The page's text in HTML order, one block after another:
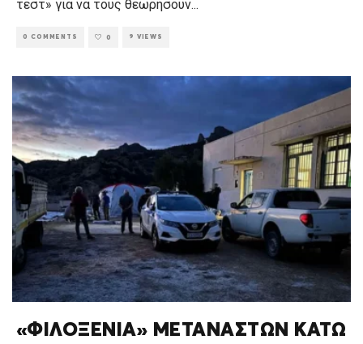
τεστ» για να τους θεωρήσουν...
0 COMMENTS 0 9 VIEWS
«ΦΙΛΟΞΕΝΙΑ» ΜΕΤΑΝΑΣΤΩΝ ΚΑΤΩ